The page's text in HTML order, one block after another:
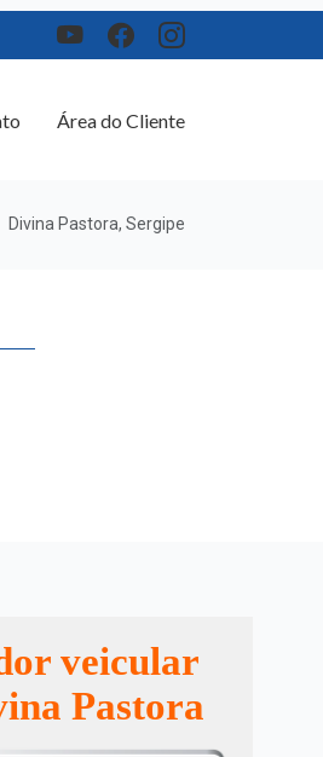
Área do Cliente
Divina Pastora, Sergipe
veicular
Pastora